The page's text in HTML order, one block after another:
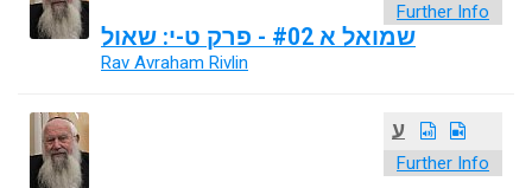
Further Info
שמואל א #02 - פרק ט-י: שאול
Rav Avraham Rivlin
ע
Further Info